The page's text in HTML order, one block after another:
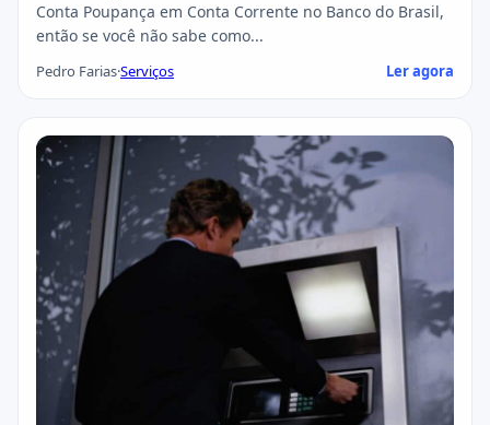
Conta Poupança em Conta Corrente no Banco do Brasil,
então se você não sabe como...
Pedro Farias·Serviços Ler agora